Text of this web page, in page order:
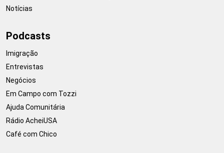
Notícias
Podcasts
Imigração
Entrevistas
Negócios
Em Campo com Tozzi
Ajuda Comunitária
Rádio AcheiUSA
Café com Chico